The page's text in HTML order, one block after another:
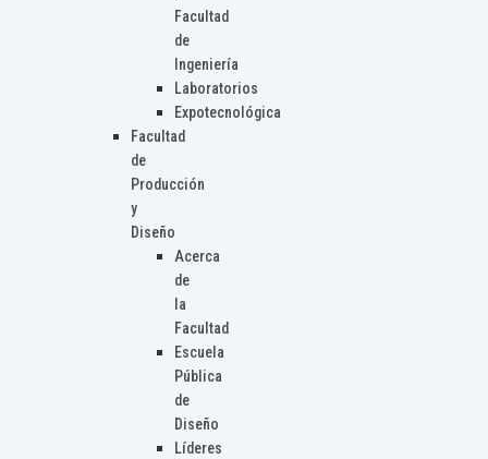
Facultad
de
Ingeniería
Laboratorios
Expotecnológica
Facultad
de
Producción
y
Diseño
Acerca
de
la
Facultad
Escuela
Pública
de
Diseño
Líderes